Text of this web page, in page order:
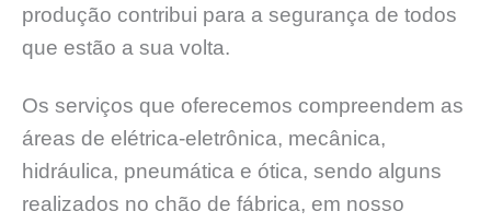
produção contribui para a segurança de todos
que estão a sua volta.
Os serviços que oferecemos compreendem as
áreas de elétrica-eletrônica, mecânica,
hidráulica, pneumática e ótica, sendo alguns
realizados no chão de fábrica, em nosso